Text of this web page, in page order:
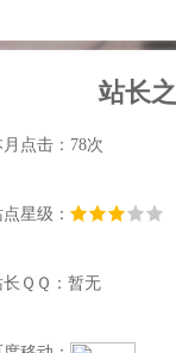
站长
月点击：78次
星级：
长ＱＱ：暂无